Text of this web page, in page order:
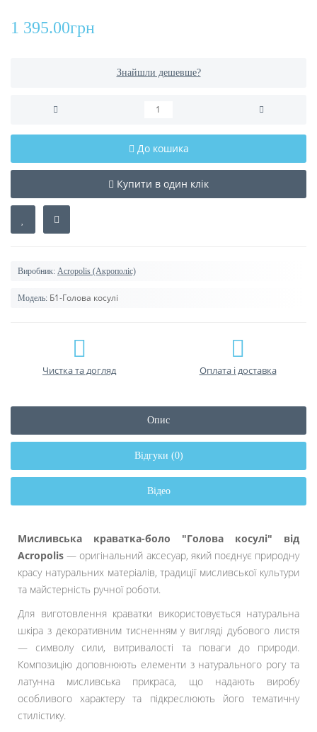
1 395.00грн
Знайшли дешевше?
До кошика
Купити в один клік
Виробник: Acropolis (Акрополіс)
Модель: Б1-Голова косулі
Чистка та догляд Оплата і доставка
Опис
Відгуки (0)
Відео
Мисливська краватка-боло "Голова косулі" від
Acropolis — оригінальний аксесуар, який поєднує природну
красу натуральних матеріалів, традиції мисливської культури
та майстерність ручної роботи.
Для виготовлення краватки використовується натуральна
шкіра з декоративним тисненням у вигляді дубового листя
— символу сили, витривалості та поваги до природи.
Композицію доповнюють елементи з натурального рогу та
латунна мисливська прикраса, що надають виробу
особливого характеру та підкреслюють його тематичну
стилістику.